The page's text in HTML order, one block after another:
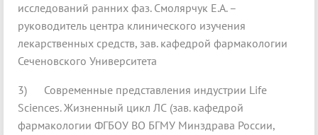
исследований ранних фаз. Смолярчук Е.А. –
руководитель центра клинического изучения
лекарственных средств, зав. кафедрой фармакологии
Сеченовского Университета
3) Современные представления индустрии Life
Sciences. Жизненный цикл ЛС (зав. кафедрой
фармакологии ФГБОУ ВО БГМУ Минздрава России,